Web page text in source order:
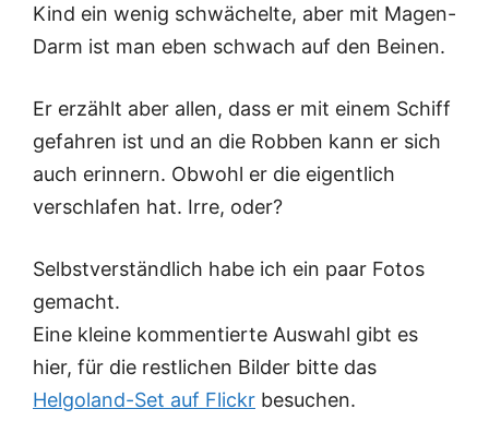
Kind ein wenig schwächelte, aber mit Magen-
Darm ist man eben schwach auf den Beinen.
Er erzählt aber allen, dass er mit einem Schiff
gefahren ist und an die Robben kann er sich
auch erinnern. Obwohl er die eigentlich
verschlafen hat. Irre, oder?
Selbstverständlich habe ich ein paar Fotos
gemacht.
Eine kleine kommentierte Auswahl gibt es
hier, für die restlichen Bilder bitte das
Helgoland-Set auf Flickr besuchen.